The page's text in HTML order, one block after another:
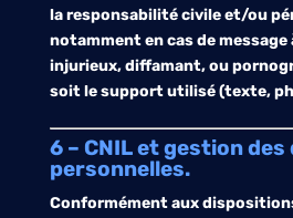
la responsabilité civile et/ou
notamment en cas de
injurieux, diffamant, ou
soit le support utilisé (texte,
6 – CNIL et gestion des
personnelles.
Conformément aux